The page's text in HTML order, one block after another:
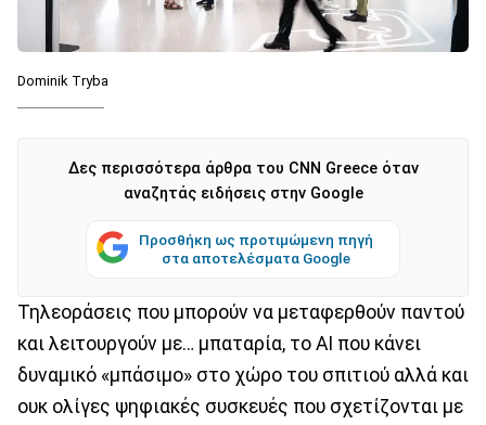
Dominik Tryba
Δες περισσότερα άρθρα του CNN Greece όταν
αναζητάς ειδήσεις στην Google
Προσθήκη ως προτιμώμενη πηγή
στα αποτελέσματα Google
Τηλεοράσεις που μπορούν να μεταφερθούν παντού
και λειτουργούν με… μπαταρία, το ΑΙ που κάνει
δυναμικό «μπάσιμο» στο χώρο του σπιτιού αλλά και
ουκ ολίγες ψηφιακές συσκευές που σχετίζονται με